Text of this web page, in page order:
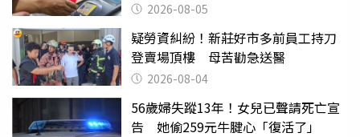
2026-08-05
疑勞資糾紛！新莊好市多前員工持刀
登賣場頂樓 母苦勸急送醫
2026-08-04
56歲婦失蹤13年！女兒已聲請死亡宣
告 她偷259元牛腱心「復活了」